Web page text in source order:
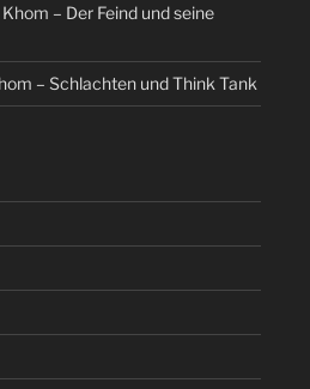
Khom – Der Feind und seine
– Schlachten und Think Tank